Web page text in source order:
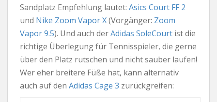
Sandplatz Empfehlung lautet: Asics Court FF 2
und Nike Zoom Vapor X(Vorgänger: Zoom
Vapor 9.5). Und auch derAdidas SoleCourt ist die
richtige Überlegung für Tennisspieler, die gerne
über den Platz rutschen und nicht sauber laufen!
Wer eher breitere Füße hat, kann alternativ
auch auf den Adidas Cage 3 zurückgreifen: